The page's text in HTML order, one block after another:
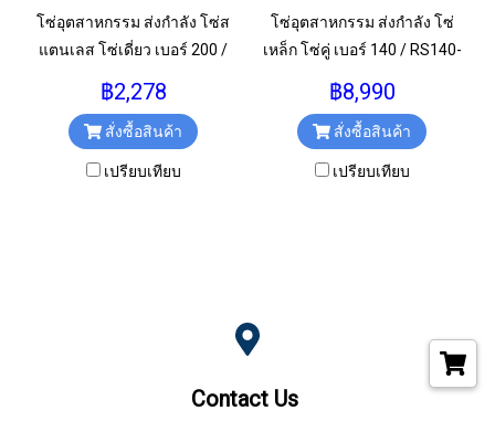
โซ่อุตสาหกรรม ส่งกำลัง โซ่ส
แตนเลส โซ่เดี่ยว เบอร์ 200 /
ฟุต/เส้น)
฿2,278
สั่งซื้อสินค้า
เปรียบเทียบ
โซ่อุตสาหกรรม ส่งกำลัง โซ่
เหล็ก โซ่คู่ เบอร์ 140 / RS140-
เส้น)
฿8,990
สั่งซื้อสินค้า
เปรียบเทียบ
Contact Us